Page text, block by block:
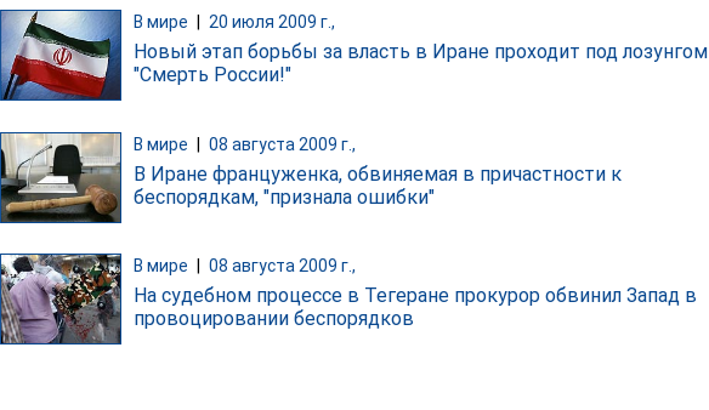
В мире 20 июля 2009 г.,
Новый этап борьбы за власть в Иране проходит под лозунгом
"Смерть России!"
В мире | 08 августа 2009 г.,
В Иране француженка, обвиняемая в причастности к
беспорядкам, "признала ошибки"
В мире 08 августа 2009 г.,
На судебном процессе в Тегеране прокурор обвинил Запад в
провоцировании беспорядков